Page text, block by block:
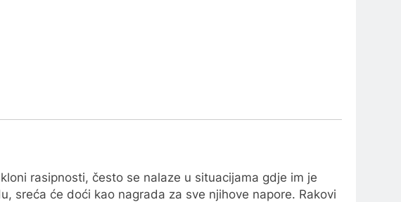
rasipnosti, često se nalaze u situacijama gdje im je
sreća će doći kao nagrada za sve njihove napore. Rakovi